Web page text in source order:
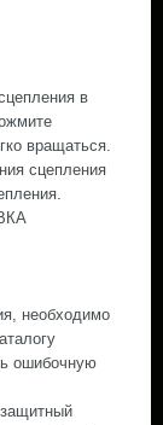
в
вращаться.
сцепления
необходимо
ошибочную